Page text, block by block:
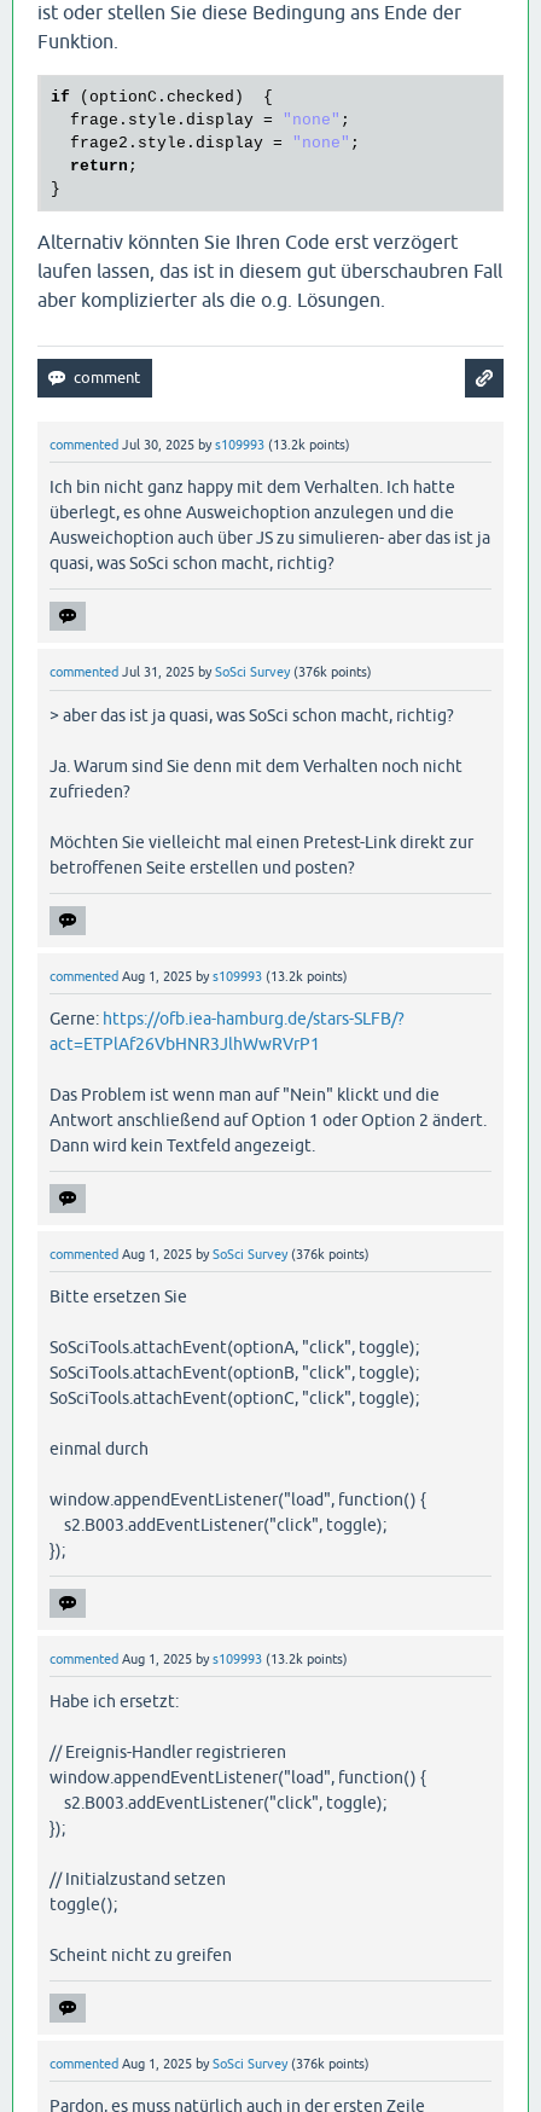
ist oder stellen Sie diese Bedingung ans Ende der
Funktion.
if ( optionC . checked )  {
frage . style . display = "none" ;
frage2 . style . display = "none" ;
return ;
Alternativ könnten Sie Ihren Code erst verzögert
laufen lassen, das ist in diesem gut überschaubren Fall
aber komplizierter als die o.g. Lösungen.
commented Jul 30, 2025 bys109993 (13.2k points)
Ich bin nicht ganz happy mit dem Verhalten. Ich hatte
überlegt, es ohne Ausweichoption anzulegen und die
Ausweichoption auch über JS zu simulieren- aber das ist ja
quasi, was SoSci schon macht, richtig?
commented Jul 31, 2025 bySoSci Survey (376k points)
> aber das ist ja quasi, was SoSci schon macht, richtig?
Ja. Warum sind Sie denn mit dem Verhalten noch nicht
zufrieden?
Möchten Sie vielleicht mal einen Pretest-Link direkt zur
betroffenen Seite erstellen und posten?
commented Aug 1, 2025 bys109993 (13.2k points)
Gerne: https://ofb.iea-hamburg.de/stars-SLFB/?
act=ETPlAf26VbHNR3JlhWwRVrP1
Das Problem ist wenn man auf "Nein" klickt und die
Antwort anschließend auf Option 1 oder Option 2 ändert.
Dann wird kein Textfeld angezeigt.
commented Aug 1, 2025 bySoSci Survey (376k points)
Bitte ersetzen Sie
SoSciTools.attachEvent(optionA, "click", toggle);
SoSciTools.attachEvent(optionB, "click", toggle);
SoSciTools.attachEvent(optionC, "click", toggle);
einmal durch
window.appendEventListener("load", function() {
s2.B003.addEventListener("click", toggle);
});
commented Aug 1, 2025 bys109993 (13.2k points)
Habe ich ersetzt:
// Ereignis-Handler registrieren
window.appendEventListener("load", function() {
s2.B003.addEventListener("click", toggle);
});
// Initialzustand setzen
toggle();
Scheint nicht zu greifen
commented Aug 1, 2025 bySoSci Survey (376k points)
Pardon, es muss natürlich auch in der ersten Zeile